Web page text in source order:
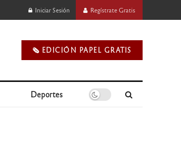
Iniciar Sesión Regístrate Gratis
🗞️ EDICIÓN PAPEL GRATIS
Deportes